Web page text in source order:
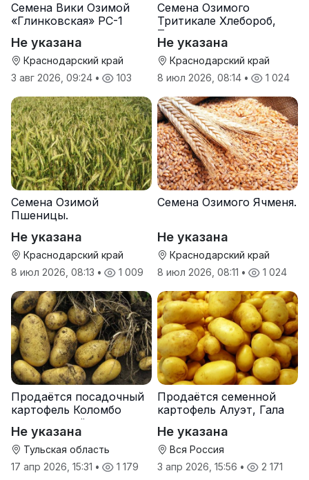
Семена Вики Озимой
«Глинковская» РС-1
Не указана
Краснодарский край
3 авг 2026, 09:24 • 103
Семена Озимого
Тритикале Хлебороб,
Тихон
Не указана
Краснодарский край
8 июл 2026, 08:14 • 1 024
Семена Озимой
Пшеницы.
Не указана
Краснодарский край
8 июл 2026, 08:13 • 1 009
Семена Озимого Ячменя.
Не указана
Краснодарский край
8 июл 2026, 08:11 • 1 024
Продаётся посадочный
картофель Коломбо
оптом от трёх тонн
Не указана
Тульская область
17 апр 2026, 15:31 • 1 179
Продаётся семенной
картофель Алуэт, Гала
Не указана
Вся Россия
3 апр 2026, 15:56 • 2 171